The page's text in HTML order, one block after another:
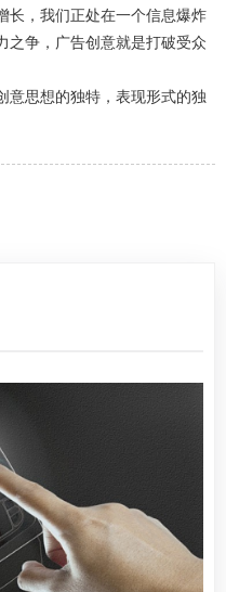
长，我们正处在一个信息爆炸
之争，广告创意就是打破受众
意思想的独特，表现形式的独